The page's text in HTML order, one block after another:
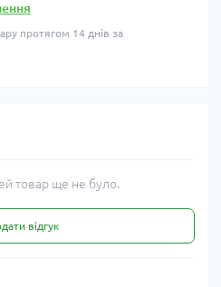
протягом 14 днів за
товар ще не було.
відгук